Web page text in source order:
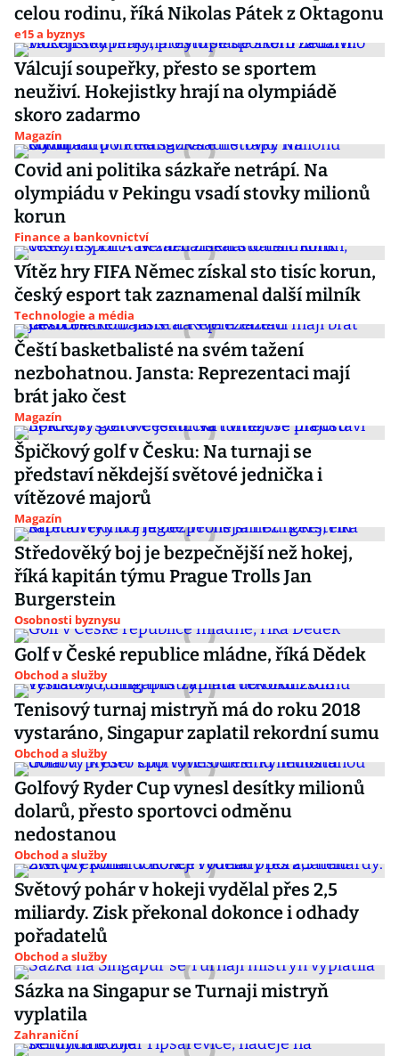
celou rodinu, říká Nikolas Pátek z Oktagonu
e15 a byznys
Válcují soupeřky, přesto se sportem
neuživí. Hokejistky hrají na olympiádě
skoro zadarmo
Magazín
Covid ani politika sázkaře netrápí. Na
olympiádu v Pekingu vsadí stovky milionů
korun
Finance a bankovnictví
Vítěz hry FIFA Němec získal sto tisíc korun,
český esport tak zaznamenal další milník
Technologie a média
Čeští basketbalisté na svém tažení
nezbohatnou. Jansta: Reprezentaci mají
brát jako čest
Magazín
Špičkový golf v Česku: Na turnaji se
představí někdejší světové jednička i
vítězové majorů
Magazín
Středověký boj je bezpečnější než hokej,
říká kapitán týmu Prague Trolls Jan
Burgerstein
Osobnosti byznysu
Golf v České republice mládne, říká Dědek
Obchod a služby
Tenisový turnaj mistryň má do roku 2018
vystaráno, Singapur zaplatil rekordní sumu
Obchod a služby
Golfový Ryder Cup vynesl desítky milionů
dolarů, přesto sportovci odměnu
nedostanou
Obchod a služby
Světový pohár v hokeji vydělal přes 2,5
miliardy. Zisk překonal dokonce i odhady
pořadatelů
Obchod a služby
Sázka na Singapur se Turnaji mistryň
vyplatila
Zahraniční